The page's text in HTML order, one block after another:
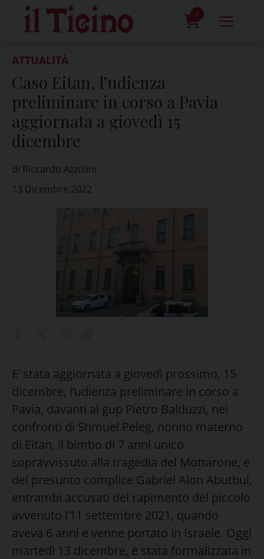
content
0
ATTUALITÀ
Caso Eitan, l’udienza
preliminare in corso a Pavia
aggiornata a giovedì 15
dicembre
di Riccardo Azzolini
13 Dicembre 2022
E’ stata aggiornata a giovedì prossimo, 15
dicembre, l’udienza preliminare in corso a
Pavia, davanti al gup Pietro Balduzzi, nei
confronti di Shmuel Peleg, nonno materno
di Eitan, il bimbo di 7 anni unico
sopravvissuto alla tragedia del Mottarone, e
del presunto complice Gabriel Alon Abutbul,
entrambi accusati del rapimento del piccolo
avvenuto l’11 settembre 2021, quando
aveva 6 anni e venne portato in Israele. Oggi
martedì 13 dicembre, è stata formalizzata in